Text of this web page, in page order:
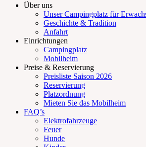
Mail
Primäres
Zum
Über uns
Unser Campingplatz für
Geschichte & Tradition
Anfahrt
Einrichtungen
Campingplatz
Mobilheim
Preise & Reservierung
Preisliste Saison 2026
Reservierung
Platzordnung
Mieten Sie das Mobilheim
FAQ’s
Elektrofahrzeuge
Feuer
Hunde